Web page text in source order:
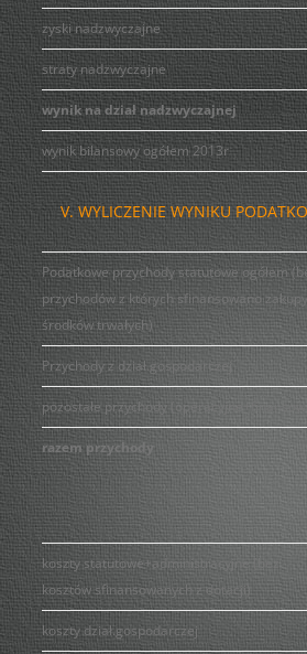
zyski nadzwyczajne
straty nadzwyczajne
wynik na dział nadzwyczajnej
wynik bilansowy ogółem 2013r
V. WYLICZENIE WYNIKU
Podatkowe przychody statutowe ogółem
przychodów z których sfinansowano zakupy
środków trwałych)
Przychody z dział.gospodarczej
pozostałe przychody
razem przychody
koszty statutowe+administracyjne (bez
kosztów sfinansowanych z dotacji)
koszty dział.gospodarczej